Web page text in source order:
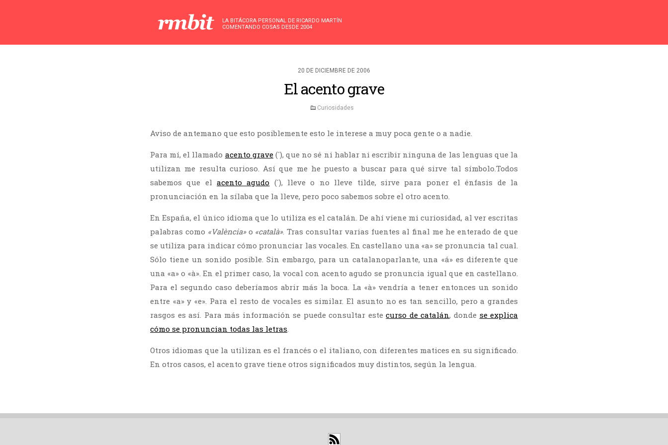
LA BITÁCORA PERSONAL DE RICARDO MARTÍN
COMENTANDO COSAS DESDE 2004
20 DE DICIEMBRE DE 2006
El acento grave
Curiosidades
Aviso de antemano que esto posiblemente esto le interese a muy poca gente o a nadie.
Para mí, el llamado acento grave(`), que no sé ni hablar ni escribir ninguna de las lenguas que la
utilizan me resulta curioso. Así que me he puesto a buscar para qué sirve tal símbolo.Todos
sabemos que elacento agudo (´), lleve o no lleve tilde, sirve para poner el énfasis de la
pronunciación en la sílaba que la lleve, pero poco sabemos sobre el otro acento.
En España, el único idioma que lo utiliza es el catalán. De ahí viene mi curiosidad, al ver escritas
palabras como «València»o «català». Tras consultar varias fuentes al final me he enterado de que
se utiliza para indicar cómo pronunciar las vocales. En castellano una «a» se pronuncia tal cual.
Sólo tiene un sonido posible. Sin embargo, para un catalanoparlante, una «á» es diferente que
una «a» o «à». En el primer caso, la vocal con acento agudo se pronuncia igual que en castellano.
Para el segundo caso deberíamos abrir más la boca. La «à» vendría a tener entonces un sonido
entre «a» y «e». Para el resto de vocales es similar. El asunto no es tan sencillo, pero a grandes
rasgos es así. Para más información se puede consultar estecurso de catalán, donde se explica
cómo se pronuncian todas las letras.
Otros idiomas que la utilizan es el francés o el italiano, con diferentes matices en su significado.
En otros casos, el acento grave tiene otros significados muy distintos, según la lengua.